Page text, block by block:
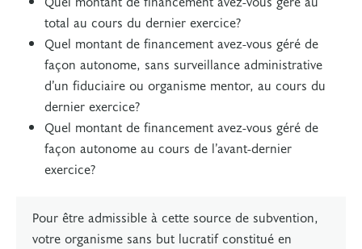
total au cours du dernier exercice?
Quel montant de financement avez-vous géré de
façon autonome, sans surveillance administrative
d’un fiduciaire ou organisme mentor, au cours du
dernier exercice?
Quel montant de financement avez-vous géré de
façon autonome au cours de l’avant-dernier
exercice?
Pour être admissible à cette source de subvention,
votre organisme sans but lucratif constitué en